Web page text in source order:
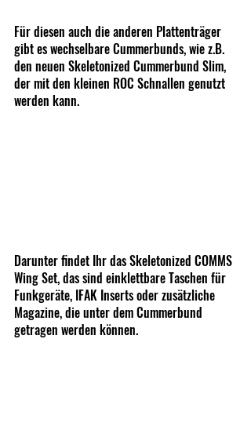
Für diesen auch die anderen Plattenträger
gibt es wechselbare Cummerbunds, wie z.B.
den neuen Skeletonized Cummerbund Slim,
der mit den kleinen ROC Schnallen genutzt
werden kann.
Darunter findet Ihr das Skeletonized COMMS
Wing Set, das sind einklettbare Taschen für
Funkgeräte, IFAK Inserts oder zusätzliche
Magazine, die unter dem Cummerbund
getragen werden können.